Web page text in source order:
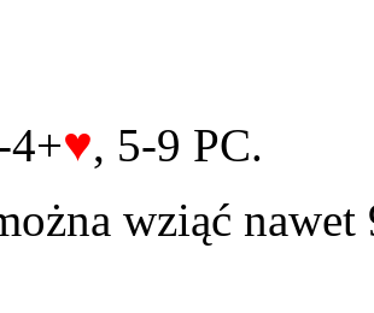
4+♥, 5-9 PC.
wziąć nawet